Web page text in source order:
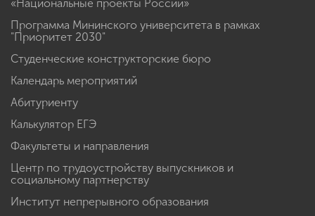
«Национальные проекты России»
Программа Мининского университета в рамках
"Приоритет 2030"
Студенческие конструкторские бюро
Календарь мероприятий
Абитуриенту
Калькулятор ЕГЭ
Факультеты и направления
Центр по трудоустройству выпускников и
социальному партнерству
Институт непрерывного образования